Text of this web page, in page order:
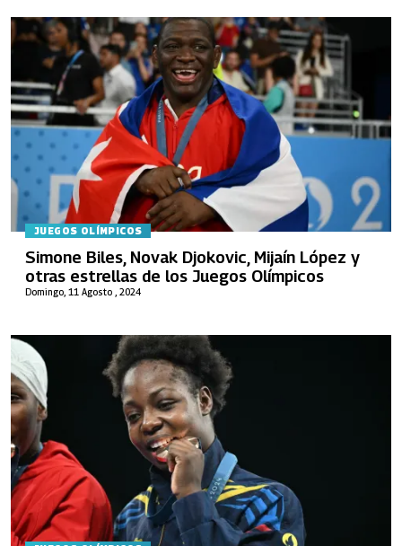
JUEGOS OLÍMPICOS
Domingo, 11 Agosto , 2024
Simone Biles, Novak Djokovic, Mijaín López y
otras estrellas de los Juegos Olímpicos